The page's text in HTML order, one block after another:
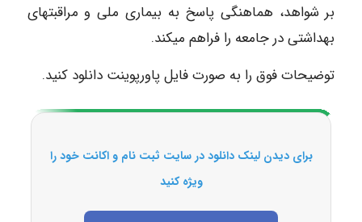
بر شواهد، هماهنگی پاسخ به بیماری ملی و مراقبت‎های
بهداشتی در جامعه را فراهم می‎کند.
توضیحات فوق را به صورت فایل پاورپوینت دانلود کنید.
برای دیدن لینک دانلود در سایت ثبت نام و اکانت خود را
ویژه کنید